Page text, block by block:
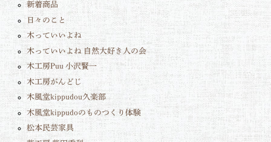
新着商品
日々のこと
木っていいよね
木っていいよね 自然大好き人の会
木工房Puu 小沢賢一
木工房がんどじ
木風堂kippudou久楽部
木風堂kippudoのものつくり体験
松本民芸家具